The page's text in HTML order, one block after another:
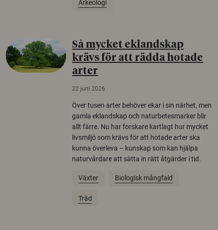
Arkeologi
Så mycket eklandskap
krävs för att rädda hotade
arter
22 juni 2026
Över tusen arter behöver ekar i sin närhet, men
gamla eklandskap och naturbetesmarker blir
allt färre. Nu har forskare kartlagt hur mycket
livsmiljö som krävs för att hotade arter ska
kunna överleva – kunskap som kan hjälpa
naturvårdare att sätta in rätt åtgärder i tid.
Växter Biologisk mångfald
Träd